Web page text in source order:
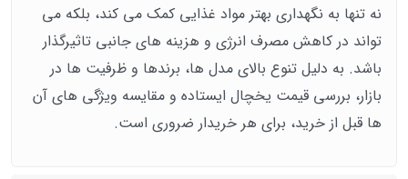
نه تنها به نگهداری بهتر مواد غذایی کمک می‌ کند، بلکه می‌
تواند در کاهش مصرف انرژی و هزینه‌ های جانبی تاثیرگذار
باشد. به دلیل تنوع بالای مدل‌ ها، برندها و ظرفیت‌ ها در
بازار، بررسی قیمت یخچال ایستاده و مقایسه ویژگی‌ های آن‌
ها قبل از خرید، برای هر خریدار ضروری است.